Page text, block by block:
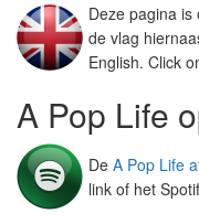
Deze pagina
de vlag
English. Click
A Pop Life
De A Pop Life
link of het